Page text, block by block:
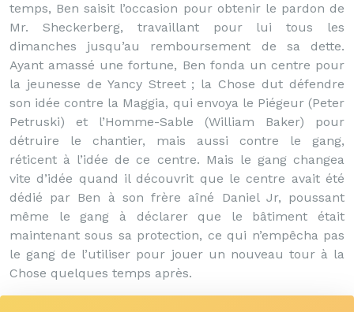
temps, Ben saisit l’occasion pour obtenir le pardon de
Mr. Sheckerberg, travaillant pour lui tous les
dimanches jusqu’au remboursement de sa dette.
Ayant amassé une fortune, Ben fonda un centre pour
la jeunesse de Yancy Street ; la Chose dut défendre
son idée contre la Maggia, qui envoya le Piégeur (Peter
Petruski) et l’Homme-Sable (William Baker) pour
détruire le chantier, mais aussi contre le gang,
réticent à l’idée de ce centre. Mais le gang changea
vite d’idée quand il découvrit que le centre avait été
dédié par Ben à son frère aîné Daniel Jr, poussant
même le gang à déclarer que le bâtiment était
maintenant sous sa protection, ce qui n’empêcha pas
le gang de l’utiliser pour jouer un nouveau tour à la
Chose quelques temps après.